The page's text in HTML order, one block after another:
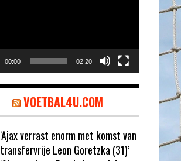
00:00 02:20
VOETBAL4U.COM
‘Ajax verrast enorm met komst van
transfervrije Leon Goretzka (31)’